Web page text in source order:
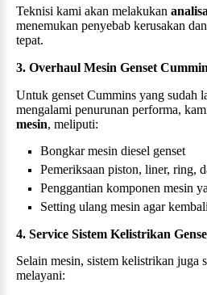
Teknisi kami akan melakukan
menemukan penyebab kerusakan
tepat.
3. Overhaul Mesin Genset
Untuk genset Cummins yang sudah
mengalami penurunan performa,
mesin, meliputi:
Bongkar mesin diesel genset
Pemeriksaan piston, liner, ring,
Penggantian komponen mesin
Setting ulang mesin agar
4. Service Sistem Kelistrikan
Selain mesin, sistem kelistrikan juga
melayani: